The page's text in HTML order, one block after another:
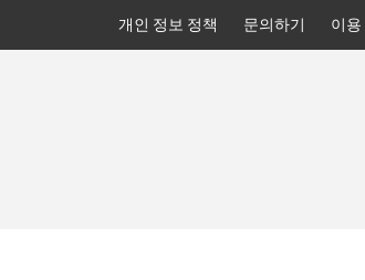
개인 정보 정책 문의하기 이